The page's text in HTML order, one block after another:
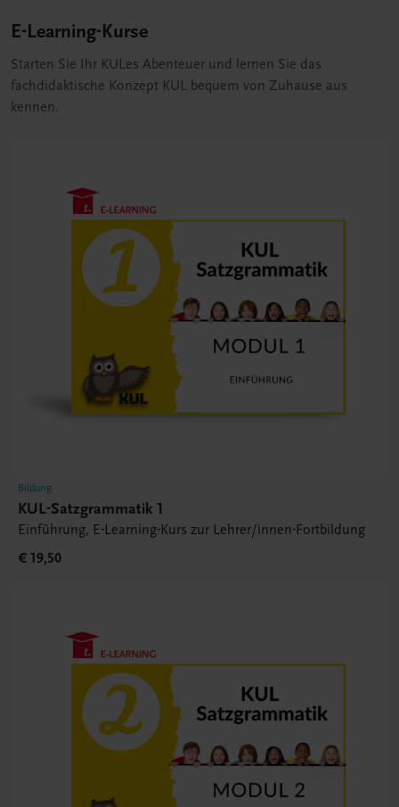
E-Learning-Kurse
Starten Sie Ihr KULes Abenteuer und lernen Sie das
fachdidaktische Konzept KUL bequem von Zuhause aus
kennen.
Bildung
KUL-Satzgrammatik 1
Einführung, E-Learning-Kurs zur Lehrer/innen-Fortbildung
€ 19,50